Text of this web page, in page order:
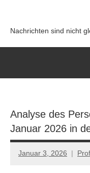
springen
Nachrichten sind nicht
Analyse des
Januar 2026 in
Januar 3, 2026
Keine